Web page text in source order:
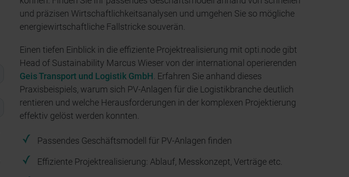
und präzisen Wirtschaftlichkeitsanalysen und umgehen Sie so mögliche
energiewirtschaftliche Fallstricke souverän.
Einen tiefen Einblick in die effiziente Projektrealisierung mit opti.node gibt
Head of Sustainability Marcus Wieser von der international operierenden
Geis Transport und Logistik GmbH . Erfahren Sie anhand dieses
Praxisbeispiels, warum sich PV-Anlagen für die Logistikbranche deutlich
rentieren und welche Herausforderungen in der komplexen Projektierung
effektiv gelöst werden konnten.
Passendes Geschäftsmodell für PV-Anlagen finden
Effiziente Projektrealisierung: Ablauf, Messkonzept, Verträge etc.